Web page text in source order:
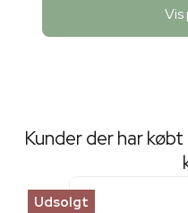
Kunder der har
Udsolgt